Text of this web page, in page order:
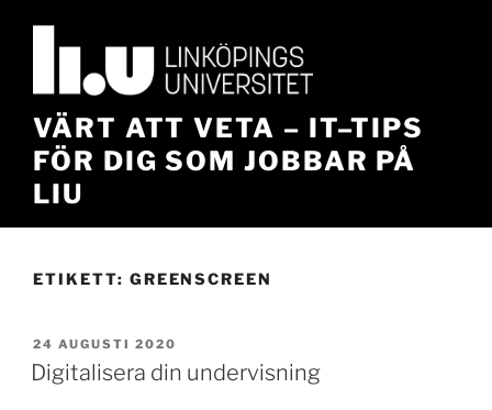
VÄRT ATT VETA – IT–TIPS
FÖR DIG SOM JOBBAR PÅ
LIU
ETIKETT: GREENSCREEN
PUBLICERAT
24 AUGUSTI 2020
Digitalisera din undervisning